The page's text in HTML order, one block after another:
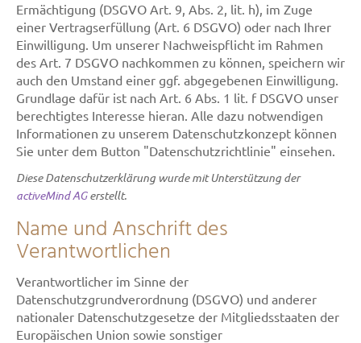
Ermächtigung (DSGVO Art. 9, Abs. 2, lit. h), im Zuge
einer Vertragserfüllung (Art. 6 DSGVO) oder nach Ihrer
Einwilligung. Um unserer Nachweispflicht im Rahmen
des Art. 7 DSGVO nachkommen zu können, speichern wir
auch den Umstand einer ggf. abgegebenen Einwilligung.
Grundlage dafür ist nach Art. 6 Abs. 1 lit. f DSGVO unser
berechtigtes Interesse hieran. Alle dazu notwendigen
Informationen zu unserem Datenschutzkonzept können
Sie unter dem Button "Datenschutzrichtlinie" einsehen.
Diese Datenschutzerklärung wurde mit Unterstützung der
activeMind AGerstellt.
Name und Anschrift des
Verantwortlichen
Verantwortlicher im Sinne der
Datenschutzgrundverordnung (DSGVO) und anderer
nationaler Datenschutzgesetze der Mitgliedsstaaten der
Europäischen Union sowie sonstiger